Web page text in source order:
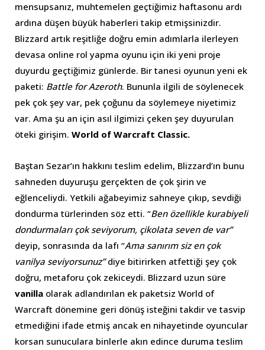
mensupsanız, muhtemelen geçtiğimiz haftasonu ardı
ardına düşen büyük haberleri takip etmişsinizdir.
Blizzard artık reşitliğe doğru emin adımlarla ilerleyen
devasa online rol yapma oyunu için iki yeni proje
duyurdu geçtiğimiz günlerde. Bir tanesi oyunun yeni ek
paketi: Battle for Azeroth. Bununla ilgili de söylenecek
pek çok şey var, pek çoğunu da söylemeye niyetimiz
var. Ama şu an için asıl ilgimizi çeken şey duyurulan
öteki girişim. World of Warcraft Classic.
Baştan Sezar’ın hakkını teslim edelim, Blizzard’ın bunu
sahneden duyuruşu gerçekten de çok şirin ve
eğlenceliydi. Yetkili ağabeyimiz sahneye çıkıp, sevdiği
dondurma türlerinden söz etti. “Ben özellikle kurabiyeli
dondurmaları çok seviyorum, çikolata seven de var”
deyip, sonrasında da lafı “Ama sanırım siz en çok
vanilya seviyorsunuz”diye bitirirken atfettiği şey çok
doğru, metaforu çok zekiceydi. Blizzard uzun süre
vanilla olarak adlandırılan ek paketsiz World of
Warcraft dönemine geri dönüş isteğini takdir ve tasvip
etmediğini ifade etmiş ancak en nihayetinde oyuncular
korsan sunuculara binlerle akın edince duruma teslim